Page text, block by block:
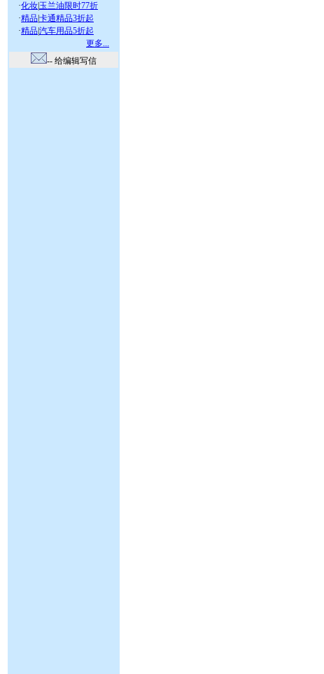
·化妆 玉兰油限时77折
·精品卡通精品3折起
·精品汽车用品5折起
更多...
-- 给编辑写信